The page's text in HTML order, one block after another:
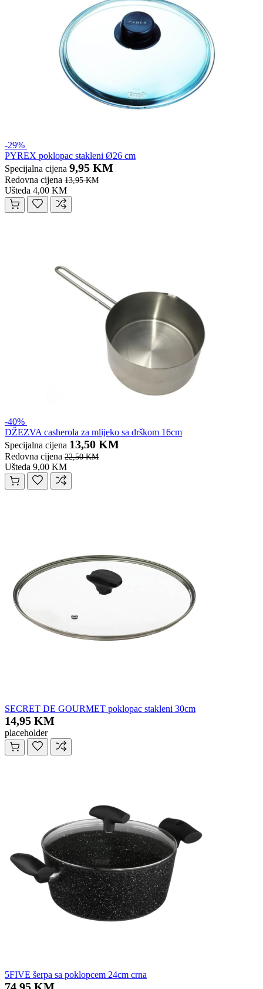
-29%
PYREX poklopac stakleni Ø26 cm
Specijalna cijena 9,95 KM
Redovna cijena 13,95 KM
Ušteda 4,00 KM
-40%
DŽEZVA casherola za mlijeko sa drškom 16cm
Specijalna cijena 13,50 KM
Redovna cijena 22,50 KM
Ušteda 9,00 KM
SECRET DE GOURMET poklopac stakleni 30cm
14,95 KM
placeholder
5FIVE šerpa sa poklopcem 24cm crna